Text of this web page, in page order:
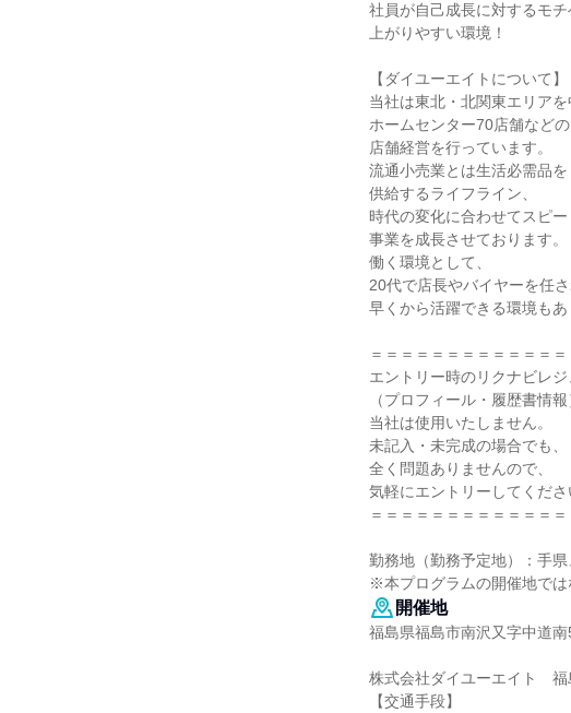
社員が自己成長に対するモチ
上がりやすい環境！
【ダイユーエイトについて】
当社は東北・北関東エリアを
ホームセンター70店舗などの
店舗経営を行っています。
流通小売業とは生活必需品を
供給するライフライン、
時代の変化に合わせてスピ
事業を成長させております。
働く環境として、
20代で店長やバイヤーを任
早くから活躍できる環境もあ
＝＝＝＝＝＝＝＝＝＝＝＝＝
エントリー時のリクナビレジ
（プロフィール・履歴書情
当社は使用いたしません。
未記入・未完成の場合でも、
全く問題ありませんので、
気軽にエントリーしてくださ
＝＝＝＝＝＝＝＝＝＝＝＝＝
勤務地（勤務予定地）：手
※本プログラムの開催地で
開催地
福島県福島市南沢又字中道
株式会社ダイユーエイト 福
【交通手段】